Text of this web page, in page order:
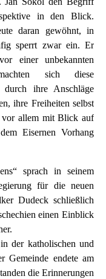
in den Blick.
daran gewöhnt, in
sperrt zwar ein. Er
einer unbekannten
sich diese
durch ihre Anschläge
ihre Freiheiten selbst
vor allem mit Blick auf
Eisernen Vorhang
sprach in seinem
für die neuen
Dudeck schließlich
einen Einblick
der katholischen und
Gemeinde endete am
die Erinnerungen